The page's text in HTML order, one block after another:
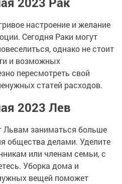
настроение и желание
Сегодня Раки могут
однако не стоит
и возможных
пересмотреть свой
статей расходов.
2023 Лев
Львам заниматься больше
общества делами. Уделите
или членам семьи, с
Уборка дома и
вещей поможет